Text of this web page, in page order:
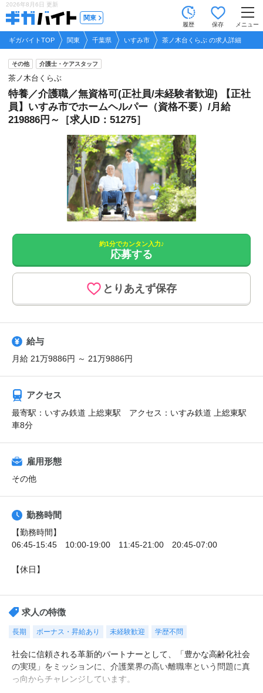
2026年8月6日 更新
関東
履歴 保存 メニュー
ギガバイトTOP 関東 千葉県 いすみ市 茶ノ木台くらぶ の求人詳細
その他 介護士・ケアスタッフ
茶ノ木台くらぶ
特養／介護職／無資格可(正社員/未経験者歓迎) 【正社
員】いすみ市でホームヘルパー（資格不要）/月給
219886円～［求人ID：51275］
約1分でカンタン入力♪
応募する
とりあえず保存
給与
月給 21万9886円 ～ 21万9886円
アクセス
最寄駅：いすみ鉄道 上総東駅 アクセス：いすみ鉄道 上総東駅
車8分
雇用形態
その他
勤務時間
【勤務時間】
06:45-15:45 10:00-19:00 11:45-21:00 20:45-07:00
【休日】
求人の特徴
長期 ボーナス・昇給あり 未経験歓迎 学歴不問
社会に信頼される革新的パートナーとして、「豊かな高齢化社会
の実現」をミッションに、介護業界の高い離職率という問題に真
っ向からチャレンジしています。